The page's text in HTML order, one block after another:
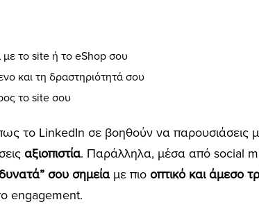
με το site ή το eShop σου
και τη δραστηριότητά σου
το site σου
το LinkedIn σε βοηθούν να παρουσιάσεις
αξιοπιστία. Παράλληλα, μέσα από social
σου σημεία με πιο οπτικό και άμεσο
engagement.